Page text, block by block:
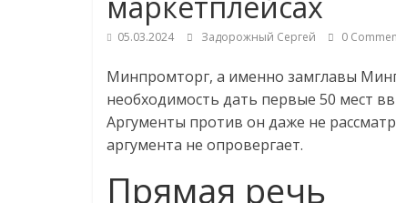
логистике,
технологиях,
соцсетях
Портал
05.03.2024 Задорожный Сергей 0
Минпромторг, а именно замглавы
необходимость дать первые 50 мест
Аргументы против он даже не
аргумента не опровергает.
Прямая речь